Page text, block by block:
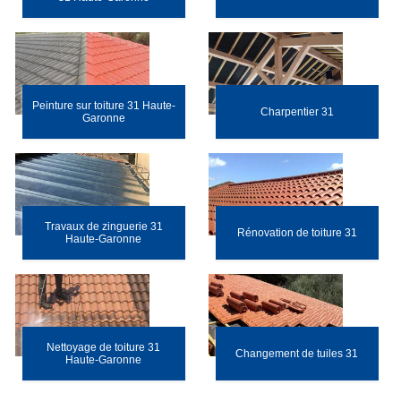
Peinture sur toiture 31 Haute-
Garonne
Charpentier 31
Travaux de zinguerie 31
Haute-Garonne
Rénovation de toiture 31
Nettoyage de toiture 31
Haute-Garonne
Changement de tuiles 31